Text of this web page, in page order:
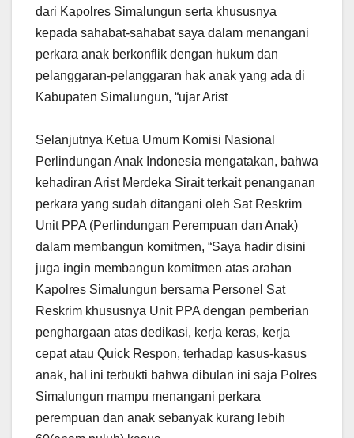
dari Kapolres Simalungun serta khususnya
kepada sahabat-sahabat saya dalam menangani
perkara anak berkonflik dengan hukum dan
pelanggaran-pelanggaran hak anak yang ada di
Kabupaten Simalungun, “ujar Arist
Selanjutnya Ketua Umum Komisi Nasional
Perlindungan Anak Indonesia mengatakan, bahwa
kehadiran Arist Merdeka Sirait terkait penanganan
perkara yang sudah ditangani oleh Sat Reskrim
Unit PPA (Perlindungan Perempuan dan Anak)
dalam membangun komitmen, “Saya hadir disini
juga ingin membangun komitmen atas arahan
Kapolres Simalungun bersama Personel Sat
Reskrim khususnya Unit PPA dengan pemberian
penghargaan atas dedikasi, kerja keras, kerja
cepat atau Quick Respon, terhadap kasus-kasus
anak, hal ini terbukti bahwa dibulan ini saja Polres
Simalungun mampu menangani perkara
perempuan dan anak sebanyak kurang lebih